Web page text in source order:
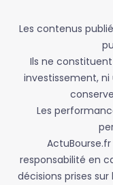
Les contenus
Ils ne
investissement,
Les
responsabilité en
décisions prises